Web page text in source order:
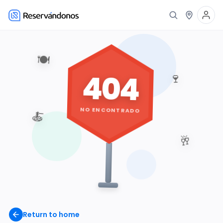
Return to home
🍽️
🍷
🥂
🍝
404
NO ENCONTRADO